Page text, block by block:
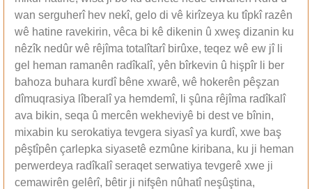
wan serguherî hev nekî, gelo di vê kirîzeya ku tîpkî razên
wê hatine ravekirin, vêca bi kê dikenin û xweş dizanin ku
nêzîk nedûr wê rêjîma totalîtarî birûxe, teqez wê ew jî li
gel heman ramanên radîkalî, yên bîrkevin û hişpîr li ber
bahoza buhara kurdî bêne xwarê, wê hokerên pêşzan
dîmuqrasiya lîberalî ya hemdemî, li şûna rêjîma radîkalî
ava bikin, seqa û mercên wekheviyê bi dest ve bînin,
mixabin ku serokatiya tevgera siyasî ya kurdî, xwe baş
pêştîpên çarlepka siyasetê ezmûne kiribana, ku ji heman
perwerdeya radîkalî seraqet serwatiya tevgerê xwe ji
cemawirên gelêrî, bêtir ji nifşên nûhatî neşûştina,